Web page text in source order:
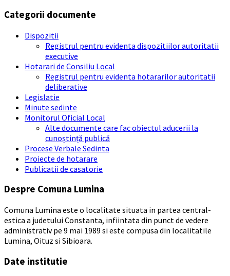
Categorii documente
Dispozitii
Registrul pentru evidenta dispozitiilor autoritatii
executive
Hotarari de Consiliu Local
Registrul pentru evidenta hotararilor autoritatii
deliberative
Legislatie
Minute sedinte
Monitorul Oficial Local
Alte documente care fac obiectul aducerii la
cunoștință publică
Procese Verbale Sedinta
Proiecte de hotarare
Publicatii de casatorie
Despre Comuna Lumina
Comuna Lumina este o localitate situata in partea central-
estica a judetului Constanta, infiintata din punct de vedere
administrativ pe 9 mai 1989 si este compusa din localitatile
Lumina, Oituz si Sibioara.
Date institutie